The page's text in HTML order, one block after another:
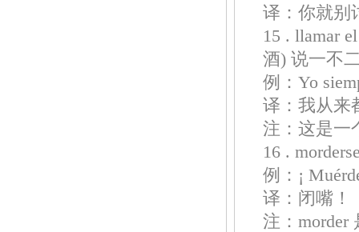
译：你就别
15 . llamar
酒) 说一不
例：Yo
译：我从来
注：这是
16 .
例：¡
译：闭嘴！
注：